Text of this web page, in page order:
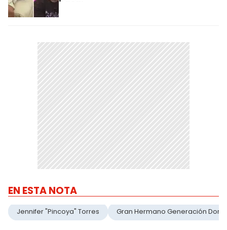
EN ESTA NOTA
Jennifer "Pincoya" Torres Gran Hermano Generación